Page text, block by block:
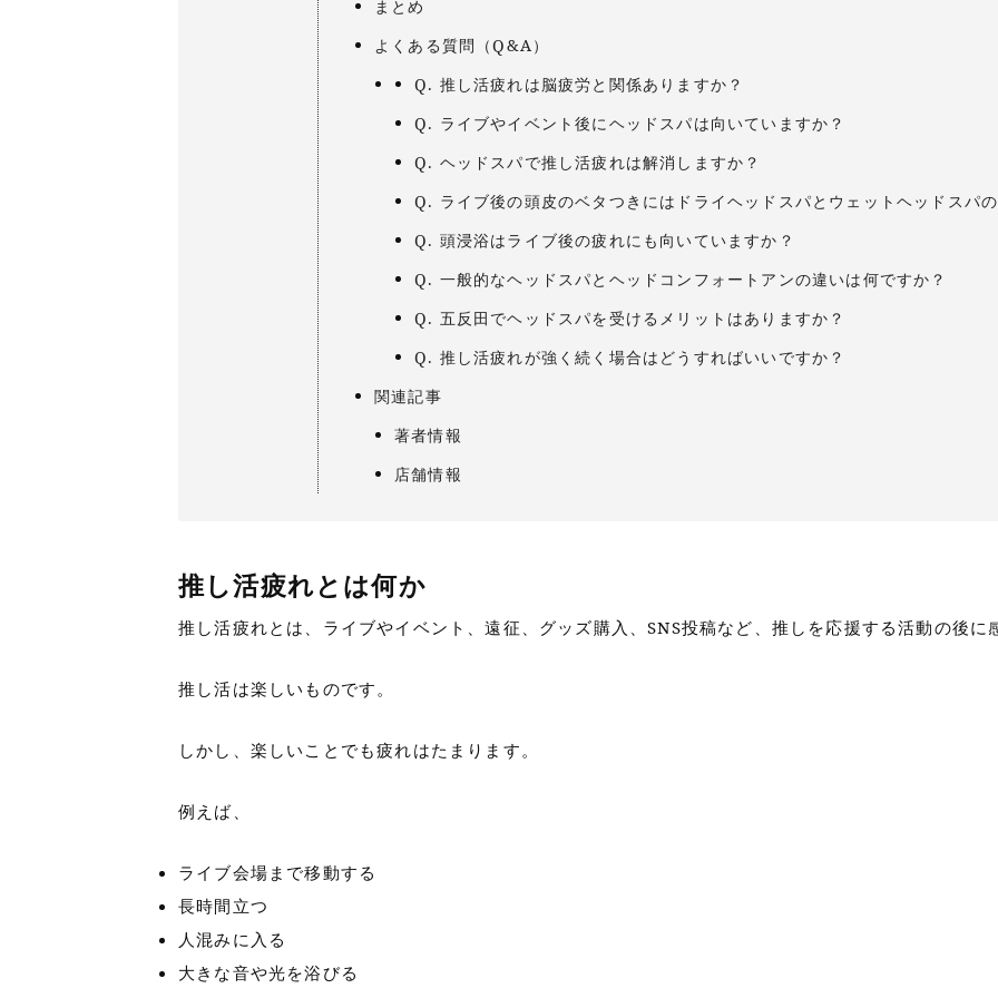
まとめ
よくある質問（Q&A）
Q. 推し活疲れは脳疲労と関係ありますか？
Q. ライブやイベント後にヘッドスパは向いていますか？
Q. ヘッドスパで推し活疲れは解消しますか？
Q. ライブ後の頭皮のベタつきにはドライヘッドスパとウェットヘッドスパ
Q. 頭浸浴はライブ後の疲れにも向いていますか？
Q. 一般的なヘッドスパとヘッドコンフォートアンの違いは何ですか？
Q. 五反田でヘッドスパを受けるメリットはありますか？
Q. 推し活疲れが強く続く場合はどうすればいいですか？
関連記事
著者情報
店舗情報
推し活疲れとは何か
推し活疲れとは、ライブやイベント、遠征、グッズ購入、SNS投稿など、推しを応援する活動の後に
推し活は楽しいものです。
しかし、楽しいことでも疲れはたまります。
例えば、
ライブ会場まで移動する
長時間立つ
人混みに入る
大きな音や光を浴びる